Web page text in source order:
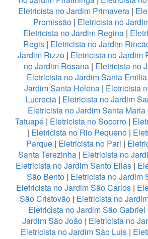
Eletricista no Jardim Primavera|
Promissão| Eletricista no
Eletricista no Jardim Regina |
Regis| Eletricista no Jardim
Jardim Rizzo| Eletricista no Jardim
no Jardim Rosana | Eletricista no
Eletricista no Jardim Santa Emilia
Jardim Santa Helena | Eletricista
Lucrecia| Eletricista no Jardim
Eletricista no Jardim Santa Maria
Tatuapé | Eletricista no Socorro |
| Eletricista no Rio Pequeno |
Parque| Eletricista no Pari |
Santa Terezinha| Eletricista no
Eletricista no Jardim Santo Elias |
São Bento | Eletricista no Jardim
Eletricista no Jardim São Carlos |
São Cristovão| Eletricista no
Eletricista no Jardim São Gabriel
Jardim São João| Eletricista no
Eletricista no Jardim São Luis|